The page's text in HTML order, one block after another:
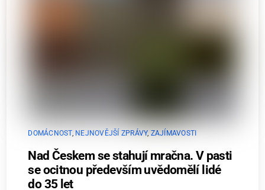
DOMÁCNOST, NEJNOVĚJŠÍ ZPRÁVY, ZAJÍMAVOSTI
Nad Českem se stahují mračna. V pasti
se ocitnou především uvědomělí lidé
do 35 let